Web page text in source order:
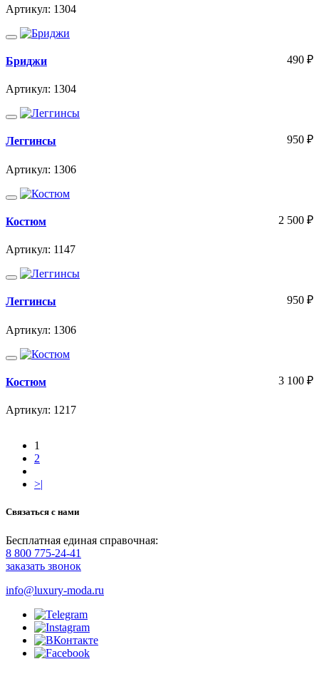
Артикул: 1304
Бриджи
Артикул: 1304
490 ₽
Леггинсы
Артикул: 1306
950 ₽
Костюм
Артикул: 1147
2 500 ₽
Леггинсы
Артикул: 1306
950 ₽
Костюм
Артикул: 1217
3 100 ₽
1
2
>|
Связаться с нами
Бесплатная единая справочная:
8 800 775-24-41
заказать звонок
info@luxury-moda.ru